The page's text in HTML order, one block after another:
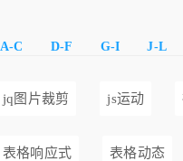
A-C D-F G-I J-L
jq图片裁剪 js运动
表格响应式 表格动态